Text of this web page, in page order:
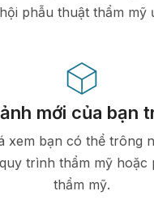
phẫu thuật thẩm mỹ
mới của bạn
xem bạn có thể trông
trình thẩm mỹ hoặc
thẩm mỹ.